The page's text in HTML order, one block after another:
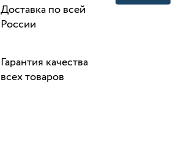
Доставка по всей
России
Гарантия качества
всех товаров